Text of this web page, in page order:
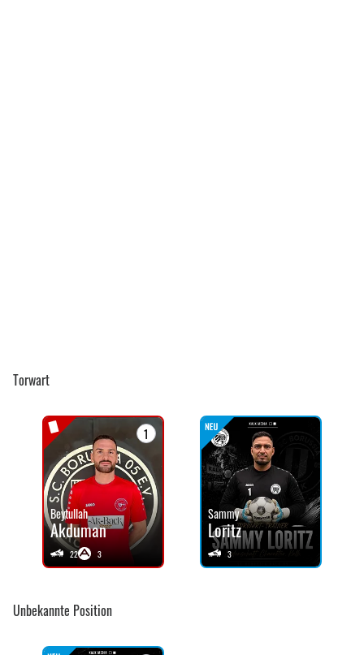
Torwart
1
Beytullah
Akduman
22 3
Sammy
Loritz
3
Unbekannte Position